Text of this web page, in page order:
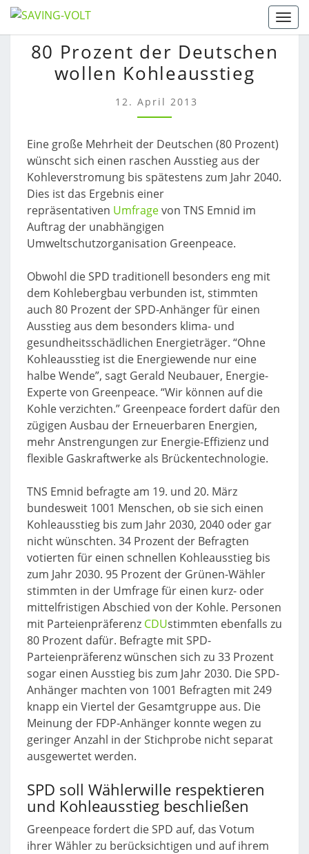
Skip
to
content
80
PROZENT
DER
DEUTSCHEN
WOLLEN
KOHLEAUSSTIEG
80 Prozent der Deutschen
wollen Kohleausstieg
12. April 2013
Eine große Mehrheit der Deutschen (80 Prozent)
wünscht sich einen raschen Ausstieg aus der
Kohleverstromung bis spätestens zum Jahr 2040.
Dies ist das Ergebnis einer
repräsentativen Umfragevon TNS Emnid im
Auftrag der unabhängigen
Umweltschutzorganisation Greenpeace.
Obwohl die SPD traditionell besonders eng mit
dem Kohlebergbau verbunden ist, stimmten
auch 80 Prozent der SPD-Anhänger für einen
Ausstieg aus dem besonders klima- und
gesundheitsschädlichen Energieträger. “Ohne
Kohleausstieg ist die Energiewende nur eine
halbe Wende”, sagt Gerald Neubauer, Energie-
Experte von Greenpeace. “Wir können auf die
Kohle verzichten.” Greenpeace fordert dafür den
zügigen Ausbau der Erneuerbaren Energien,
mehr Anstrengungen zur Energie-Effizienz und
flexible Gaskraftwerke als Brückentechnologie.
TNS Emnid befragte am 19. und 20. März
bundesweit 1001 Menschen, ob sie sich einen
Kohleausstieg bis zum Jahr 2030, 2040 oder gar
nicht wünschten. 34 Prozent der Befragten
votierten für einen schnellen Kohleausstieg bis
zum Jahr 2030. 95 Prozent der Grünen-Wähler
stimmten in der Umfrage für einen kurz- oder
mittelfristigen Abschied von der Kohle. Personen
mit Parteienpräferenz CDUstimmten ebenfalls zu
80 Prozent dafür. Befragte mit SPD-
Parteienpräferenz wünschen sich zu 33 Prozent
sogar einen Ausstieg bis zum Jahr 2030. Die SPD-
Anhänger machten von 1001 Befragten mit 249
knapp ein Viertel der Gesamtgruppe aus. Die
Meinung der FDP-Anhänger konnte wegen zu
geringer Anzahl in der Stichprobe nicht separat
ausgewertet werden.
SPD soll Wählerwille respektieren
und Kohleausstieg beschließen
Greenpeace fordert die SPD auf, das Votum
ihrer Wähler zu berücksichtigen und auf ihrem